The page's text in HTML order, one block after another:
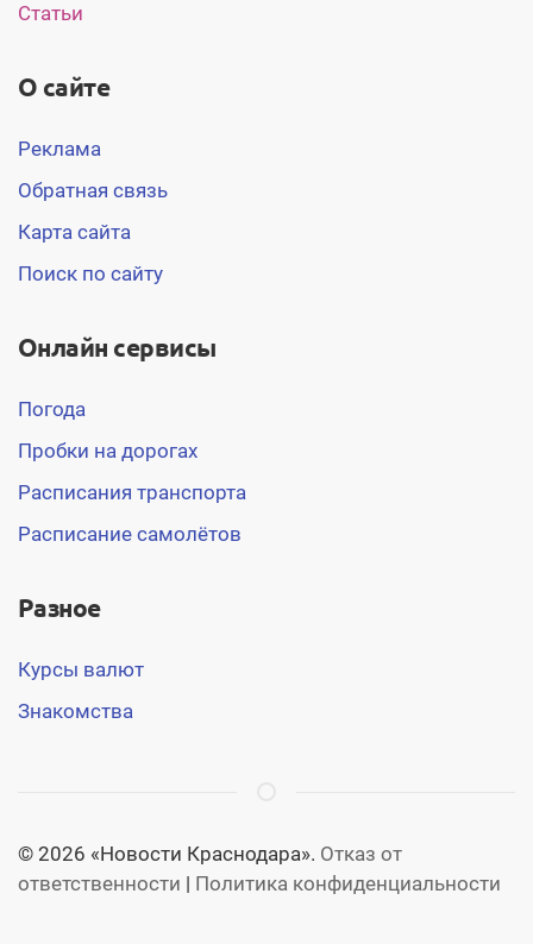
Статьи
О сайте
Реклама
Обратная связь
Карта сайта
Поиск по сайту
Онлайн сервисы
Погода
Пробки на дорогах
Расписания транспорта
Расписание самолётов
Разное
Курсы валют
Знакомства
© 2026 «Новости Краснодара». Отказ от
ответственности | Политика конфиденциальности